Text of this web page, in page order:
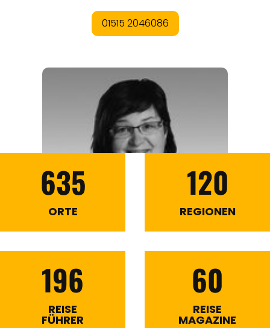
635
ORTE
120
REGIONEN
196
REISE
FÜHRER
60
REISE
MAGAZINE